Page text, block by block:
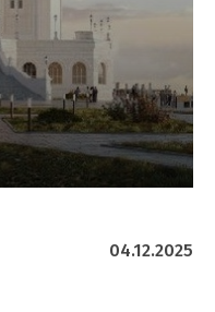
04.12.2025